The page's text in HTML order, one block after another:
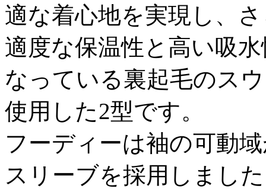
適な着心地を実現し、
適度な保温性と高い吸
なっている裏起毛のス
使用した2型です。
フーディーは袖の可動
スリーブを採用しまし